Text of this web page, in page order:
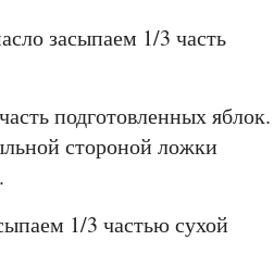
засыпаем 1/3 часть
подготовленных яблок.
стороной ложки
1/3 частью сухой